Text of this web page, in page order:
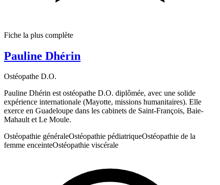
Fiche la plus complète
Pauline Dhérin
Ostéopathe D.O.
Pauline Dhérin est ostéopathe D.O. diplômée, avec une solide
expérience internationale (Mayotte, missions humanitaires). Elle
exerce en Guadeloupe dans les cabinets de Saint-François, Baie-
Mahault et Le Moule.
Ostéopathie généraleOstéopathie pédiatriqueOstéopathie de la
femme enceinteOstéopathie viscérale